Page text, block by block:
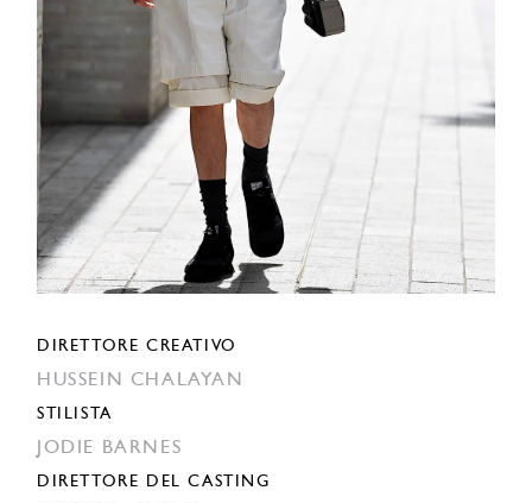
DIRETTORE CREATIVO
HUSSEIN CHALAYAN
STILISTA
JODIE BARNES
DIRETTORE DEL CASTING